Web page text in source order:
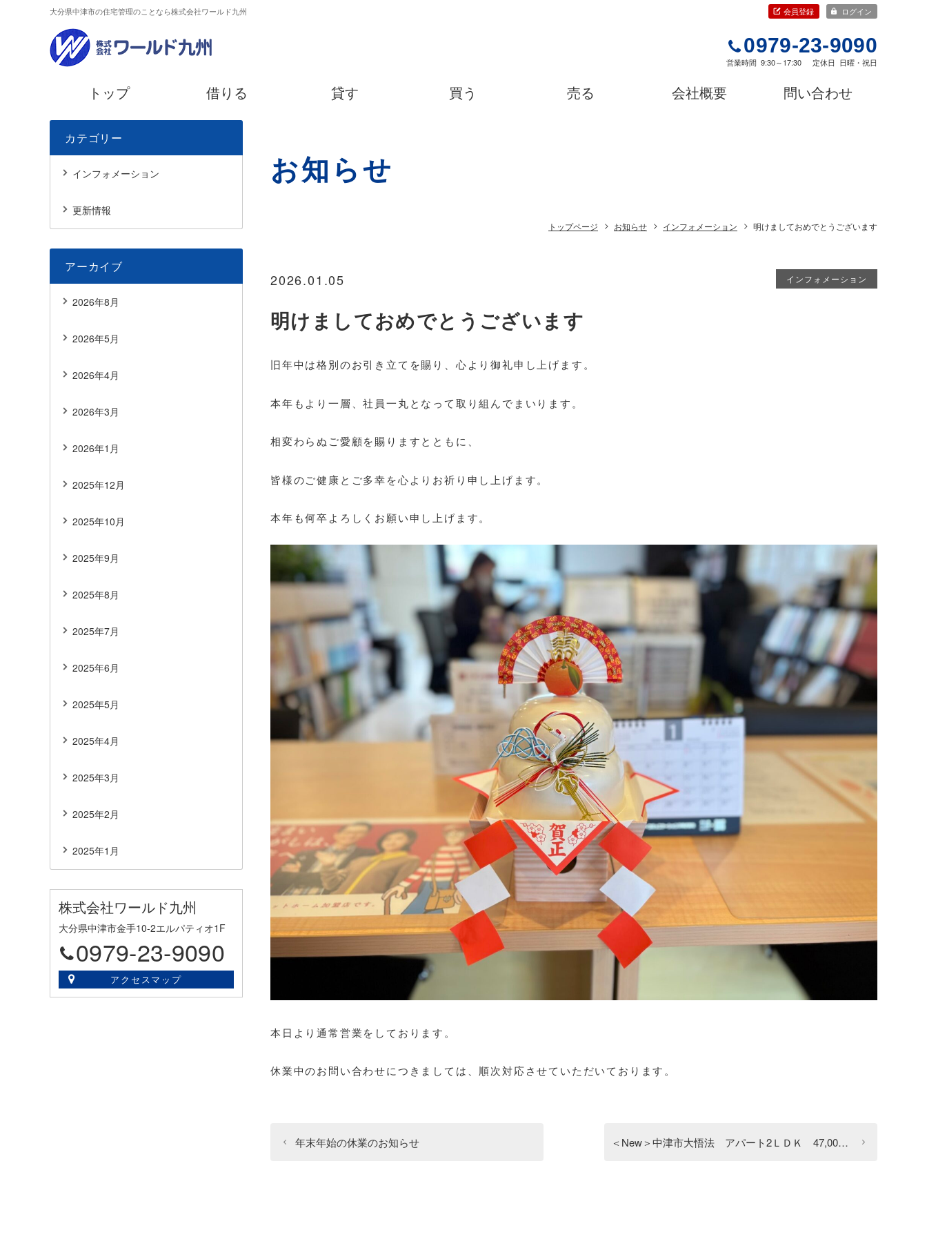
大分県中津市の住宅管理のことなら株式会社ワールド九州 会員登録 ログイン
0979-23-9090
営業時間 9:30～17:30 定休日 日曜・祝日
トップ 借りる 貸す 買う 売る 会社概要 問い合わせ
お知らせ
トップページ お知らせ インフォメーション 明けましておめでとうございます
2026.01.05 インフォメーション
明けましておめでとうございます
旧年中は格別のお引き立てを賜り、心より御礼申し上げます。
本年もより一層、社員一丸となって取り組んでまいります。
相変わらぬご愛顧を賜りますとともに、
皆様のご健康とご多幸を心よりお祈り申し上げます。
本年も何卒よろしくお願い申し上げます。
本日より通常営業をしております。
休業中のお問い合わせにつきましては、順次対応させていただいております。
年末年始の休業のお知らせ ＜New＞中津市大悟法 アパート2ＬＤＫ 47,000円
カテゴリー
インフォメーション
更新情報
アーカイブ
2026年8月
2026年5月
2026年4月
2026年3月
2026年1月
2025年12月
2025年10月
2025年9月
2025年8月
2025年7月
2025年6月
2025年5月
2025年4月
2025年3月
2025年2月
2025年1月
株式会社ワールド九州
大分県中津市金手10-2エルパティオ1F
0979-23-9090
アクセスマップ